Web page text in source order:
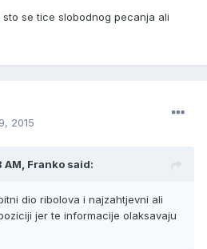
se tice slobodnog pecanja ali
2015
Franko said:
dio ribolova i najzahtjevni ali
jer te informacije olaksavaju